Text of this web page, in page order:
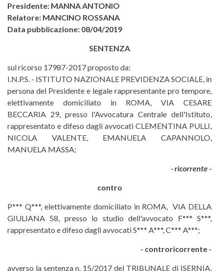
Presidente: MANNA ANTONIO
Relatore: MANCINO ROSSANA
Data pubblicazione: 08/04/2019
SENTENZA
sul ricorso 17987-2017 proposto da:
I.N.P.S. - ISTITUTO NAZIONALE PREVIDENZA SOCIALE, in
persona del Presidente e legale rappresentante pro tempore,
elettivamente domiciliato in ROMA, VIA CESARE
BECCARIA 29, presso l'Avvocatura Centrale dell'Istituto,
rappresentato e difeso dagli avvocati CLEMENTINA PULLI,
NICOLA VALENTE, EMANUELA CAPANNOLO,
MANUELA MASSA;
- ricorrente -
contro
P*** Q***, elettivamente domiciliato in ROMA, VIA DELLA
GIULIANA 58, presso lo studio dell'avvocato F*** S***,
rappresentato e difeso dagli avvocati S*** A***, C*** A***;
- controricorrente -
avverso la sentenza n. 15/2017 del TRIBUNALE di ISERNIA,